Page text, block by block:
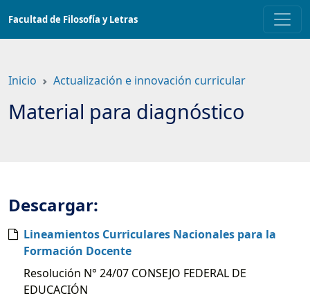
contenido
Facultad de Filosofía y Letras
Inicio Actualización e innovación curricular
Material para diagnóstico
Descargar:
Lineamientos Curriculares Nacionales para la
Formación Docente
Resolución N° 24/07 CONSEJO FEDERAL DE
EDUCACIÓN